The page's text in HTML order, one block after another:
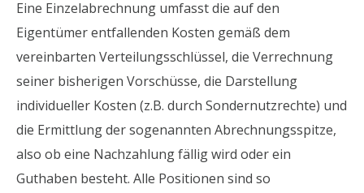
Eine Einzelabrechnung umfasst die auf den
Eigentümer entfallenden Kosten gemäß dem
vereinbarten Verteilungsschlüssel, die Verrechnung
seiner bisherigen Vorschüsse, die Darstellung
individueller Kosten (z.B. durch Sondernutzrechte) und
die Ermittlung der sogenannten Abrechnungsspitze,
also ob eine Nachzahlung fällig wird oder ein
Guthaben besteht. Alle Positionen sind so